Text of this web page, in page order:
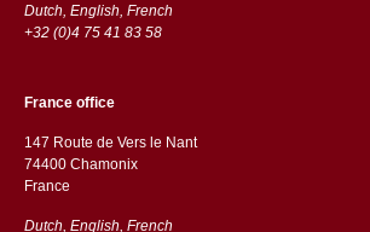
Dutch, English, French
+32 (0)4 75 41 83 58
France office
147 Route de Vers le Nant
74400 Chamonix
France
Dutch, English, French